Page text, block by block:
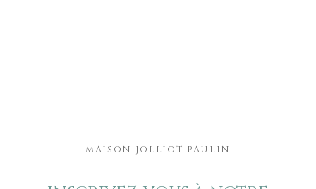
MAISON JOLLIOT PAULIN